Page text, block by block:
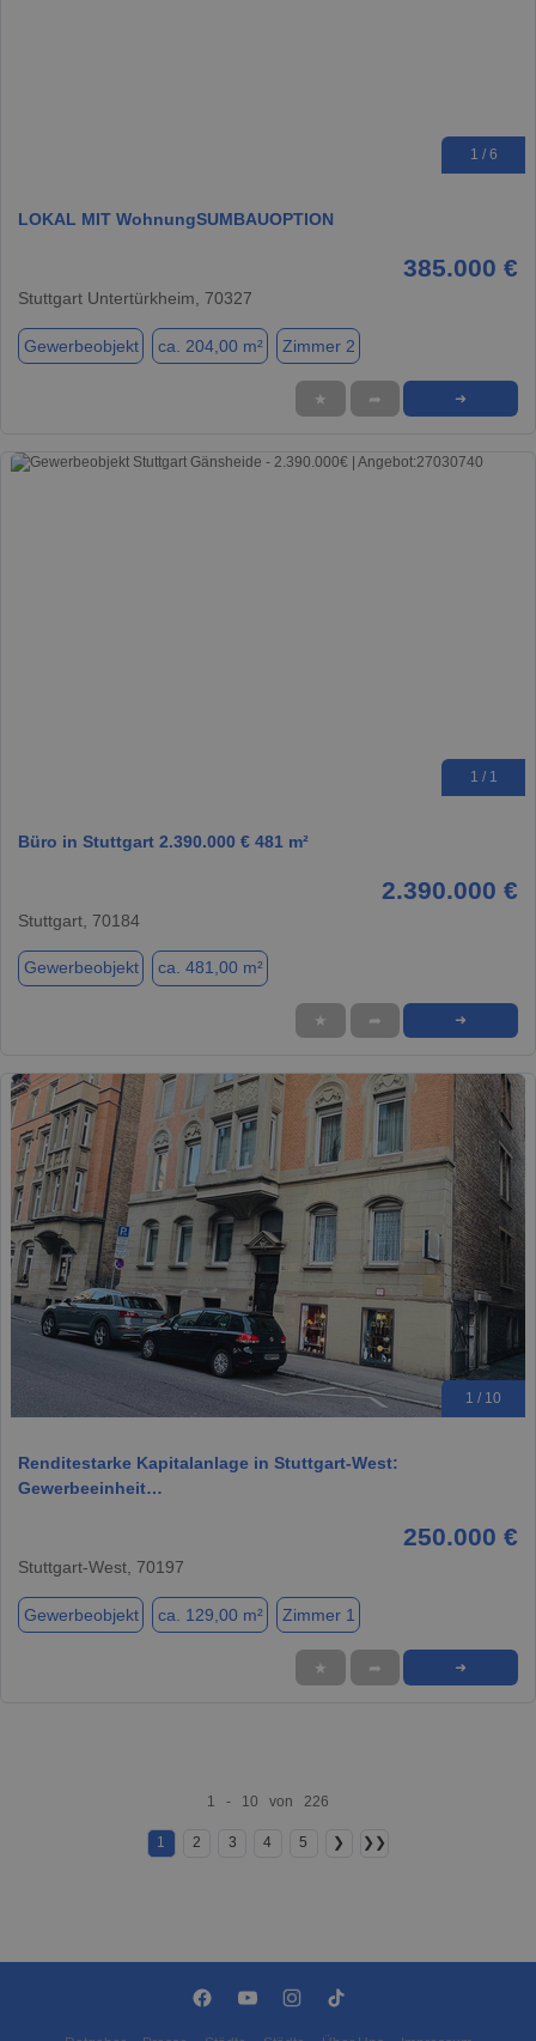
1 / 6
LOKAL MIT WohnungSUMBAUOPTION
385.000 €
Stuttgart Untertürkheim, 70327
Gewerbeobjekt ca. 204,00 m² Zimmer 2
★ ➦ ➜
1 / 1
Büro in Stuttgart 2.390.000 € 481 m²
2.390.000 €
Stuttgart, 70184
Gewerbeobjekt ca. 481,00 m²
★ ➦ ➜
1 / 10
Renditestarke Kapitalanlage in Stuttgart-West:
Gewerbeeinheit…
250.000 €
Stuttgart-West, 70197
Gewerbeobjekt ca. 129,00 m² Zimmer 1
★ ➦ ➜
1 - 10 von 226
1 2 3 4 5 ❯ ❯❯